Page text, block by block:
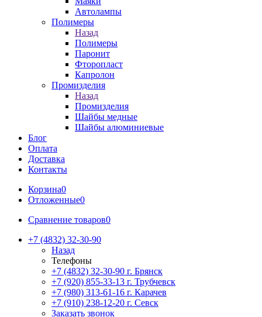
Автолампы
Полимеры
Назад
Полимеры
Паронит
Фторопласт
Капролон
Промизделия
Назад
Промизделия
Шайбы медные
Шайбы алюминиевые
Блог
Оплата
Доставка
Контакты
Корзина0
Отложенные0
Сравнение товаров0
+7 (4832) 32-30-90
Назад
Телефоны
+7 (4832) 32-30-90 г. Брянск
+7 (920) 855-33-13 г. Трубчевск
+7 (980) 313-61-16 г. Карачев
+7 (910) 238-12-20 г. Севск
Заказать звонок